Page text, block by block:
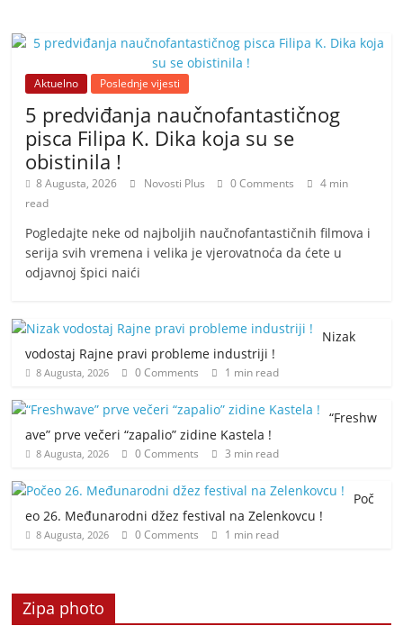
Aktuelno Poslednje vijesti
5 predviđanja naučnofantastičnog
pisca Filipa K. Dika koja su se
obistinila !
8 Augusta, 2026 Novosti Plus 0 Comments
4 min
read
Pogledajte neke od najboljih naučnofantastičnih filmova i
serija svih vremena i velika je vjerovatnoća da ćete u
odjavnoj špici naići
Nizak
vodostaj Rajne pravi probleme industriji !
8 Augusta, 2026 0 Comments 1 min read
“Freshw
ave” prve večeri “zapalio” zidine Kastela !
8 Augusta, 2026 0 Comments 3 min read
Poč
eo 26. Međunarodni džez festival na Zelenkovcu !
8 Augusta, 2026 0 Comments 1 min read
Zipa photo